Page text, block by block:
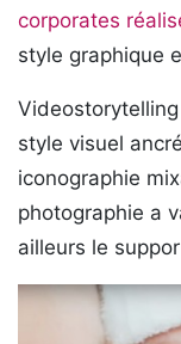
corporates
style graphique
style visuel
iconographie
photographie a
ailleurs le